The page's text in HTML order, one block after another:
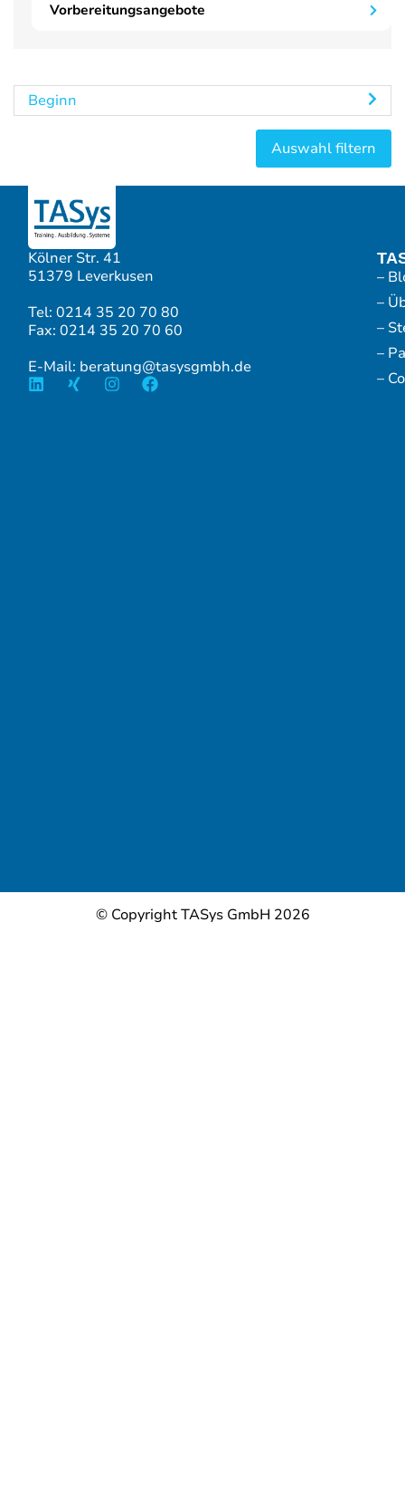
Vorbereitungsangebote
Beginn
Kölner Str. 41
51379 Leverkusen
Tel: 0214 35 20 70 80
Fax: 0214 35 20 70 60
E-Mail: beratung@tasysgmbh.de
–
–
–
–
–
© Copyright TASys GmbH 2026